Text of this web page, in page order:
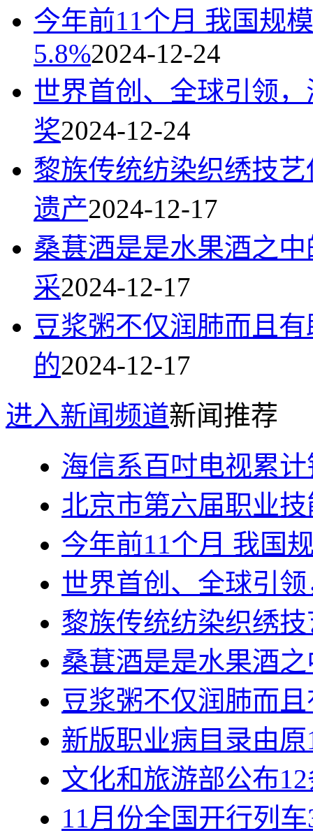
今年前11个月 我国规
5.8%2024-12-24
世界首创、全球引领
奖2024-12-24
黎族传统纺染织绣技
遗产2024-12-17
桑葚酒是是水果酒之
采2024-12-17
豆浆粥不仅润肺而且
的2024-12-17
进入新闻频道新闻推荐
海信系百吋电视累
北京市第六届职业
今年前11个月 我国
世界首创、全球引
黎族传统纺染织绣
桑葚酒是是水果酒
豆浆粥不仅润肺而
新版职业病目录由
文化和旅游部公布
11月份全国开行列